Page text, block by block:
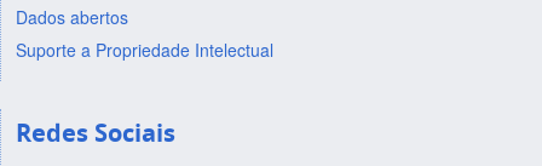
Dados abertos
Suporte a Propriedade Intelectual
Redes Sociais